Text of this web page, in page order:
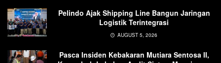
Pelindo Ajak Shipping Line Bangun Jaringan
Logistik Terintegrasi
AUGUST 5, 2026
Pasca Insiden Kebakaran Mutiara Sentosa II,